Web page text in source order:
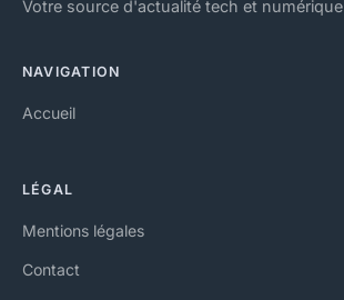
Votre source d'actualité tech et numérique
NAVIGATION
Accueil
LÉGAL
Mentions légales
Contact